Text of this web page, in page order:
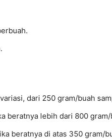
dari 250 gram/buah
beratnya lebih dari 800 gram/
beratnya di atas 350 gram/